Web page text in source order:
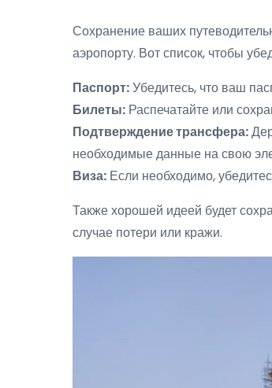
Сохранение ваших
аэропорту. Вот список, чтобы
Паспорт:Убедитесь, что ваш
Билеты: Распечатайте или
Подтверждение трансфера:
необходимые данные на свою
Виза: Если необходимо,
Также хорошей идеей будет
случае потери или кражи.